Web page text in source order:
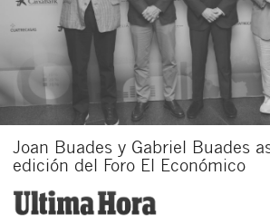
Joan Buades y Gabriel Buades
edición del Foro El Económico